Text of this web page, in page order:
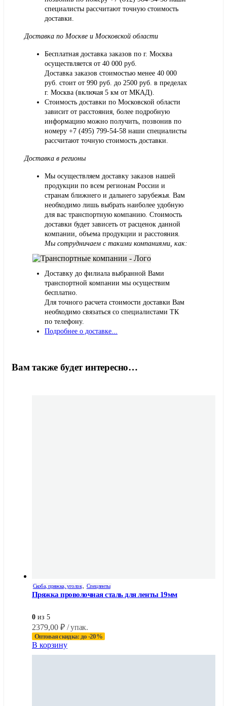
специалисты рассчитают точную стоимость
доставки.
Доставка по Москве и Московской области
Бесплатная доставка заказов по г. Москва
осуществляется от 40 000 руб.
Доставка заказов стоимостью менее 40 000
руб. стоит от 990 руб. до 2500 руб. в пределах
г. Москва (включая 5 км от МКАД).
Стоимость доставки по Московской области
зависит от расстояния, более подробную
информацию можно получить, позвонив по
номеру +7 (495) 799-54-58 наши специалисты
рассчитают точную стоимость доставки.
Доставка в регионы
Мы осуществляем доставку заказов нашей
продукции по всем регионам России и
странам ближнего и дальнего зарубежья. Вам
необходимо лишь выбрать наиболее удобную
для вас транспортную компанию. Стоимость
доставки будет зависеть от расценок данной
компании, объема продукции и расстояния.
Мы сотрудничаем с такими компаниями, как:
Доставку до филиала выбранной Вами
транспортной компании мы осуществим
бесплатно.
Для точного расчета стоимости доставки Вам
необходимо связаться со специалистами ТК
по телефону.
Подробнее о доставке...
Вам также будет интересно…
Скоба, пряжка, уголок Спецленты
Пряжка проволочная сталь для ленты 19мм
0 из 5
2379,00 ₽ / упак.
Оптовая скидка: до -20%
В корзину